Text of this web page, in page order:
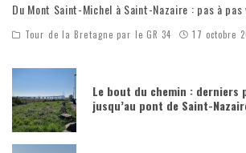
Du Mont Saint-Michel à Saint-Nazaire : pas à
Tour de la Bretagne par le GR 34 17 octobre
Le bout du chemin : derniers
jusqu’au pont de Saint-